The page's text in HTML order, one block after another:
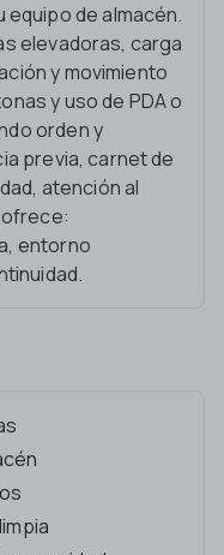
equipo de almacén.
elevadoras, carga
y movimiento
y uso de PDA o
orden y
previa, carnet de
atención al
entorno